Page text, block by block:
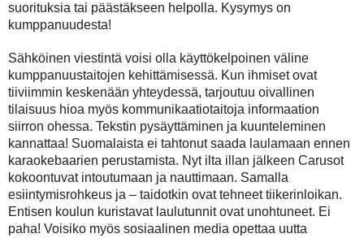
suorituksia tai päästäkseen helpolla. Kysymys on
kumppanuudesta!
Sähköinen viestintä voisi olla käyttökelpoinen väline
kumppanuustaitojen kehittämisessä. Kun ihmiset ovat
tiiviimmin keskenään yhteydessä, tarjoutuu oivallinen
tilaisuus hioa myös kommunikaatiotaitoja informaation
siirron ohessa. Tekstin pysäyttäminen ja kuunteleminen
kannattaa! Suomalaista ei tahtonut saada laulamaan ennen
karaokebaarien perustamista. Nyt ilta illan jälkeen Carusot
kokoontuvat intoutumaan ja nauttimaan. Samalla
esiintymisrohkeus ja – taidotkin ovat tehneet tiikerinloikan.
Entisen koulun kuristavat laulutunnit ovat unohtuneet. Ei
paha! Voisiko myös sosiaalinen media opettaa uutta